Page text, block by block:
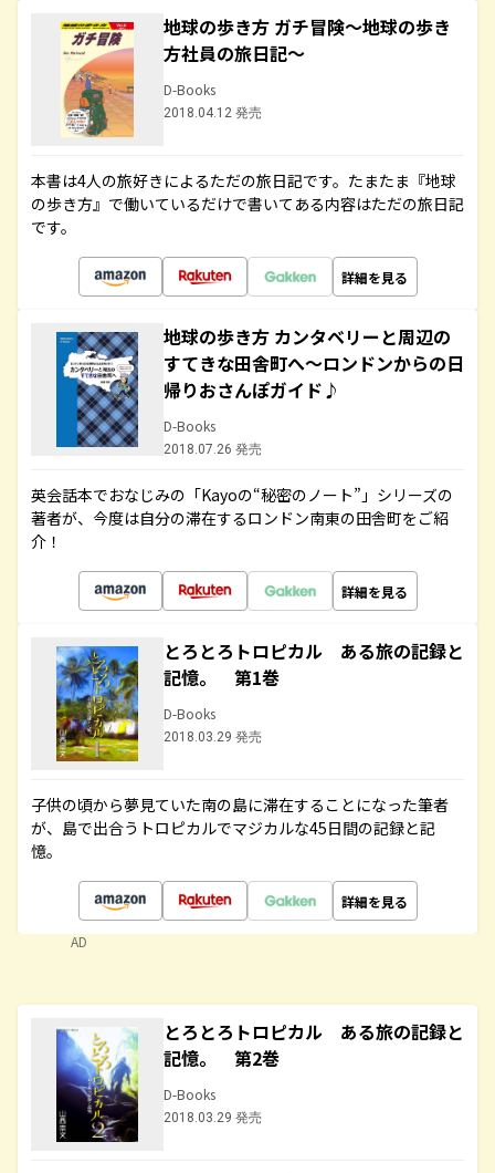
地球の歩き方 ガチ冒険～地球の歩き
方社員の旅日記～
D-Books
2018.04.12 発売
本書は4人の旅好きによるただの旅日記です。たまたま『地球
の歩き方』で働いているだけで書いてある内容はただの旅日記
です。
詳細を見る
地球の歩き方 カンタベリーと周辺の
すてきな田舎町へ～ロンドンからの日
帰りおさんぽガイド♪
D-Books
2018.07.26 発売
英会話本でおなじみの「Kayoの“秘密のノート”」シリーズの
著者が、今度は自分の滞在するロンドン南東の田舎町をご紹
介！
詳細を見る
とろとろトロピカル ある旅の記録と
記憶。 第1巻
D-Books
2018.03.29 発売
子供の頃から夢見ていた南の島に滞在することになった筆者
が、島で出合うトロピカルでマジカルな45日間の記録と記
憶。
詳細を見る
AD
とろとろトロピカル ある旅の記録と
記憶。 第2巻
D-Books
2018.03.29 発売